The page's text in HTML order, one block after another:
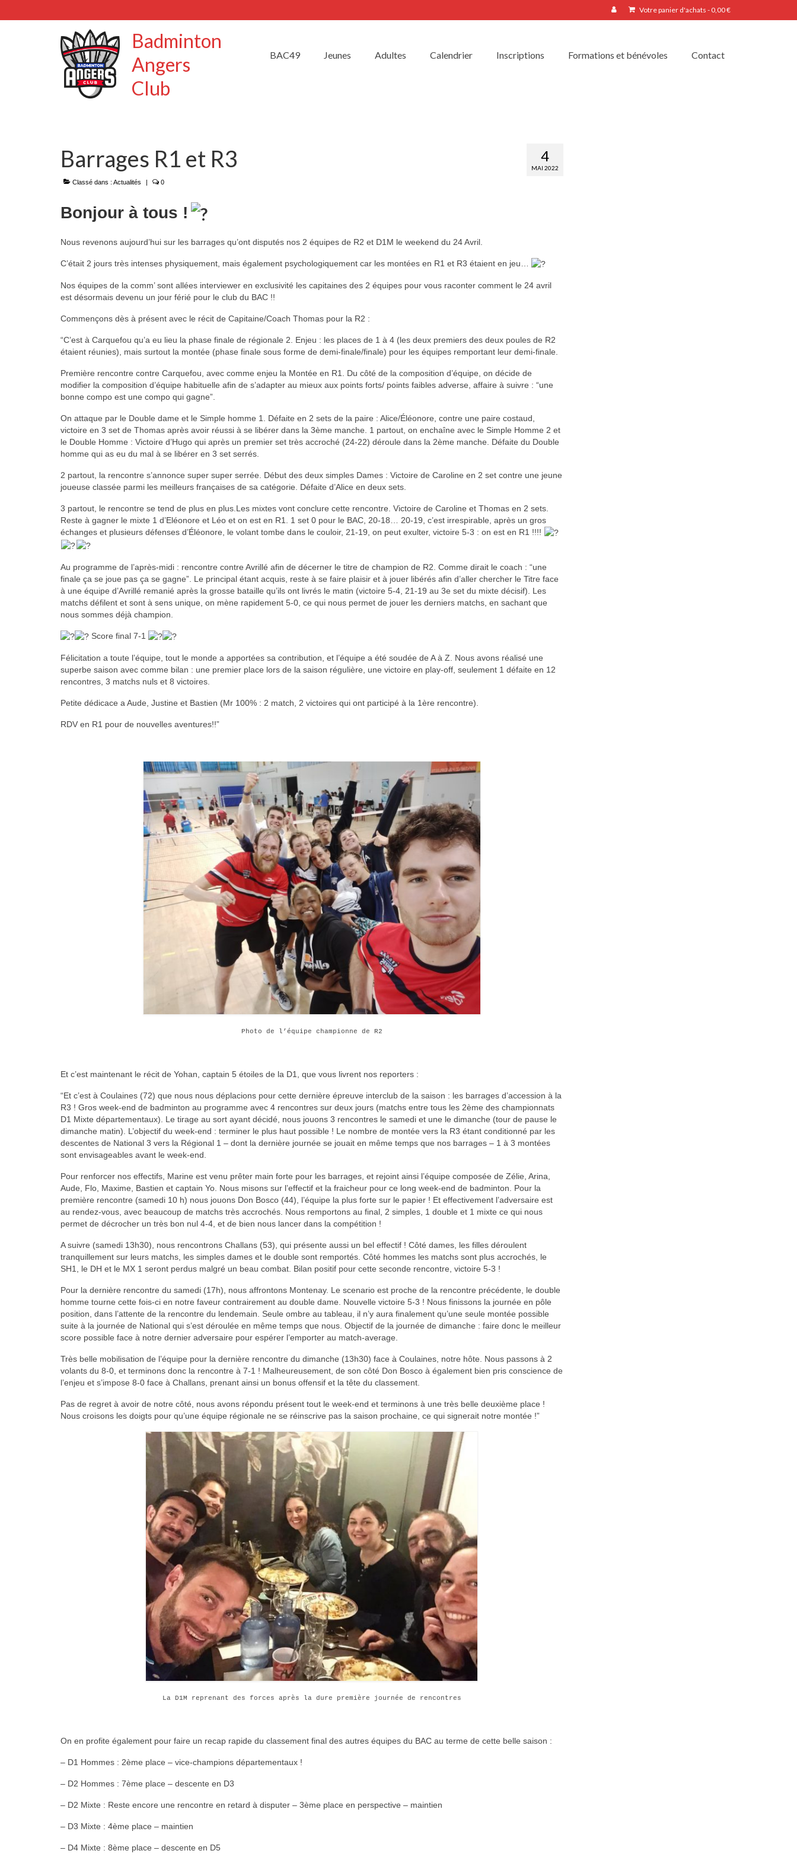
Votre panier d'achats - 0,00€
Badminton
Angers
Club
BAC49 Jeunes Adultes Calendrier Inscriptions Formations et bénévoles Contact
4
MAI 2022
Barrages R1 et R3
Classé dans : Actualités | 0
Bonjour à tous !
Nous revenons aujourd’hui sur les barrages qu’ont disputés nos 2 équipes de R2 et D1M le weekend du 24 Avril.
C’était 2 jours très intenses physiquement, mais également psychologiquement car les montées en R1 et R3 étaient en jeu…
Nos équipes de la comm’ sont allées interviewer en exclusivité les capitaines des 2 équipes pour vous raconter comment le 24 avril
est désormais devenu un jour férié pour le club du BAC !!
Commençons dès à présent avec le récit de Capitaine/Coach Thomas pour la R2 :
“C’est à Carquefou qu’a eu lieu la phase finale de régionale 2. Enjeu : les places de 1 à 4 (les deux premiers des deux poules de R2
étaient réunies), mais surtout la montée (phase finale sous forme de demi-finale/finale) pour les équipes remportant leur demi-finale.
Première rencontre contre Carquefou, avec comme enjeu la Montée en R1. Du côté de la composition d’équipe, on décide de
modifier la composition d’équipe habituelle afin de s’adapter au mieux aux points forts/ points faibles adverse, affaire à suivre : “une
bonne compo est une compo qui gagne”.
On attaque par le Double dame et le Simple homme 1. Défaite en 2 sets de la paire : Alice/Éléonore, contre une paire costaud,
victoire en 3 set de Thomas après avoir réussi à se libérer dans la 3ème manche. 1 partout, on enchaîne avec le Simple Homme 2 et
le Double Homme : Victoire d’Hugo qui après un premier set très accroché (24-22) déroule dans la 2ème manche. Défaite du Double
homme qui as eu du mal à se libérer en 3 set serrés.
2 partout, la rencontre s’annonce super super serrée. Début des deux simples Dames : Victoire de Caroline en 2 set contre une jeune
joueuse classée parmi les meilleurs françaises de sa catégorie. Défaite d’Alice en deux sets.
3 partout, le rencontre se tend de plus en plus.Les mixtes vont conclure cette rencontre. Victoire de Caroline et Thomas en 2 sets.
Reste à gagner le mixte 1 d’Eléonore et Léo et on est en R1. 1 set 0 pour le BAC, 20-18… 20-19, c’est irrespirable, après un gros
échanges et plusieurs défenses d’Éléonore, le volant tombe dans le couloir, 21-19, on peut exulter, victoire 5-3 : on est en R1 !!!!
Au programme de l’après-midi : rencontre contre Avrillé afin de décerner le titre de champion de R2. Comme dirait le coach : “une
finale ça se joue pas ça se gagne”. Le principal étant acquis, reste à se faire plaisir et à jouer libérés afin d’aller chercher le Titre face
à une équipe d’Avrillé remanié après la grosse bataille qu’ils ont livrés le matin (victoire 5-4, 21-19 au 3e set du mixte décisif). Les
matchs défilent et sont à sens unique, on mène rapidement 5-0, ce qui nous permet de jouer les derniers matchs, en sachant que
nous sommes déjà champion.
Score final 7-1
Félicitation a toute l’équipe, tout le monde a apportées sa contribution, et l’équipe a été soudée de A à Z. Nous avons réalisé une
superbe saison avec comme bilan : une premier place lors de la saison régulière, une victoire en play-off, seulement 1 défaite en 12
rencontres, 3 matchs nuls et 8 victoires.
Petite dédicace a Aude, Justine et Bastien (Mr 100% : 2 match, 2 victoires qui ont participé à la 1ère rencontre).
RDV en R1 pour de nouvelles aventures!!”
Photo de l’équipe championne de R2
Et c’est maintenant le récit de Yohan, captain 5 étoiles de la D1, que vous livrent nos reporters :
“Et c’est à Coulaines (72) que nous nous déplacions pour cette dernière épreuve interclub de la saison : les barrages d’accession à la
R3 ! Gros week-end de badminton au programme avec 4 rencontres sur deux jours (matchs entre tous les 2ème des championnats
D1 Mixte départementaux). Le tirage au sort ayant décidé, nous jouons 3 rencontres le samedi et une le dimanche (tour de pause le
dimanche matin). L’objectif du week-end : terminer le plus haut possible ! Le nombre de montée vers la R3 étant conditionné par les
descentes de National 3 vers la Régional 1 – dont la dernière journée se jouait en même temps que nos barrages – 1 à 3 montées
sont envisageables avant le week-end.
Pour renforcer nos effectifs, Marine est venu prêter main forte pour les barrages, et rejoint ainsi l’équipe composée de Zélie, Arina,
Aude, Flo, Maxime, Bastien et captain Yo. Nous misons sur l’effectif et la fraicheur pour ce long week-end de badminton. Pour la
première rencontre (samedi 10 h) nous jouons Don Bosco (44), l’équipe la plus forte sur le papier ! Et effectivement l’adversaire est
au rendez-vous, avec beaucoup de matchs très accrochés. Nous remportons au final, 2 simples, 1 double et 1 mixte ce qui nous
permet de décrocher un très bon nul 4-4, et de bien nous lancer dans la compétition !
A suivre (samedi 13h30), nous rencontrons Challans (53), qui présente aussi un bel effectif ! Côté dames, les filles déroulent
tranquillement sur leurs matchs, les simples dames et le double sont remportés. Côté hommes les matchs sont plus accrochés, le
SH1, le DH et le MX 1 seront perdus malgré un beau combat. Bilan positif pour cette seconde rencontre, victoire 5-3 !
Pour la dernière rencontre du samedi (17h), nous affrontons Montenay. Le scenario est proche de la rencontre précédente, le double
homme tourne cette fois-ci en notre faveur contrairement au double dame. Nouvelle victoire 5-3 ! Nous finissons la journée en pôle
position, dans l’attente de la rencontre du lendemain. Seule ombre au tableau, il n’y aura finalement qu’une seule montée possible
suite à la journée de National qui s’est déroulée en même temps que nous. Objectif de la journée de dimanche : faire donc le meilleur
score possible face à notre dernier adversaire pour espérer l’emporter au match-average.
Très belle mobilisation de l’équipe pour la dernière rencontre du dimanche (13h30) face à Coulaines, notre hôte. Nous passons à 2
volants du 8-0, et terminons donc la rencontre à 7-1 ! Malheureusement, de son côté Don Bosco à également bien pris conscience de
l’enjeu et s’impose 8-0 face à Challans, prenant ainsi un bonus offensif et la tête du classement.
Pas de regret à avoir de notre côté, nous avons répondu présent tout le week-end et terminons à une très belle deuxième place !
Nous croisons les doigts pour qu’une équipe régionale ne se réinscrive pas la saison prochaine, ce qui signerait notre montée !”
La D1M reprenant des forces après la dure première journée de rencontres
On en profite également pour faire un recap rapide du classement final des autres équipes du BAC au terme de cette belle saison :
– D1 Hommes : 2ème place – vice-champions départementaux !
– D2 Hommes : 7ème place – descente en D3
– D2 Mixte : Reste encore une rencontre en retard à disputer – 3ème place en perspective – maintien
– D3 Mixte : 4ème place – maintien
– D4 Mixte : 8ème place – descente en D5